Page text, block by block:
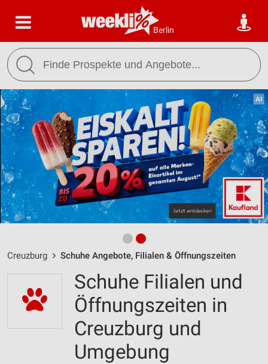
Berlin
Creuzburg Schuhe Angebote, Filialen & Öffnungszeiten
Schuhe Filialen und
Öffnungszeiten in
Creuzburg und
Umgebung